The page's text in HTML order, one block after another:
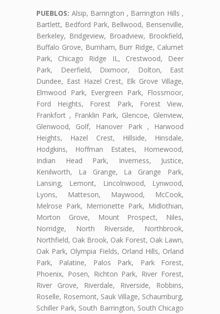
PUEBLOS: Alsip, Barrington , Barrington Hills ,
Bartlett, Bedford Park, Bellwood, Bensenville,
Berkeley, Bridgeview, Broadview, Brookfield,
Buffalo Grove, Burnham, Burr Ridge, Calumet
Park, Chicago Ridge IL, Crestwood, Deer
Park, Deerfield, Dixmoor, Dolton, East
Dundee, East Hazel Crest, Elk Grove Village,
Elmwood Park, Evergreen Park, Flossmoor,
Ford Heights, Forest Park, Forest View,
Frankfort , Franklin Park, Glencoe, Glenview,
Glenwood, Golf, Hanover Park , Harwood
Heights, Hazel Crest, Hillside, Hinsdale,
Hodgkins, Hoffman Estates, Homewood,
Indian Head Park, Inverness, Justice,
Kenilworth, La Grange, La Grange Park,
Lansing, Lemont, Lincolnwood, Lynwood,
Lyons, Matteson, Maywood, McCook,
Melrose Park, Merrionette Park, Midlothian,
Morton Grove, Mount Prospect, Niles,
Norridge, North Riverside, Northbrook,
Northfield, Oak Brook, Oak Forest, Oak Lawn,
Oak Park, Olympia Fields, Orland Hills, Orland
Park, Palatine, Palos Park, Park Forest,
Phoenix, Posen, Richton Park, River Forest,
River Grove, Riverdale, Riverside, Robbins,
Roselle, Rosemont, Sauk Village, Schaumburg,
Schiller Park, South Barrington, South Chicago